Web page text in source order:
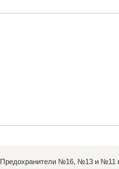
Предохранители №16, №13 и №11 в